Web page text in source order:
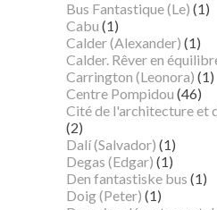
Bus Fantastique (Le) (1)
Cabu (1)
Calder (Alexander) (1)
Calder. Rêver en
Carrington (Leonora) (1)
Centre Pompidou (46)
Cité de l'architecture et
(2)
Dalí (Salvador) (1)
Degas (Edgar) (1)
Den fantastiske bus (1)
Doig (Peter) (1)